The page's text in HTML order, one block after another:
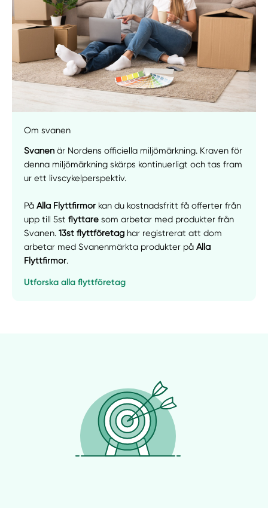
Välj tillvägagångssätt
Om svanen
Svanenär Nordens officiella miljömärkning. Kraven för
denna miljömärkning skärps kontinuerligt och tas fram
ur ett livscykelperspektiv.
PåAlla Flyttfirmor kan du kostnadsfritt få offerter från
upp till 5stflyttare som arbetar med produkter från
Svanen.13st flyttföretag har registrerat att dom
arbetar med Svanenmärkta produkter påAlla
Flyttfirmor.
Utforska alla flyttföretag